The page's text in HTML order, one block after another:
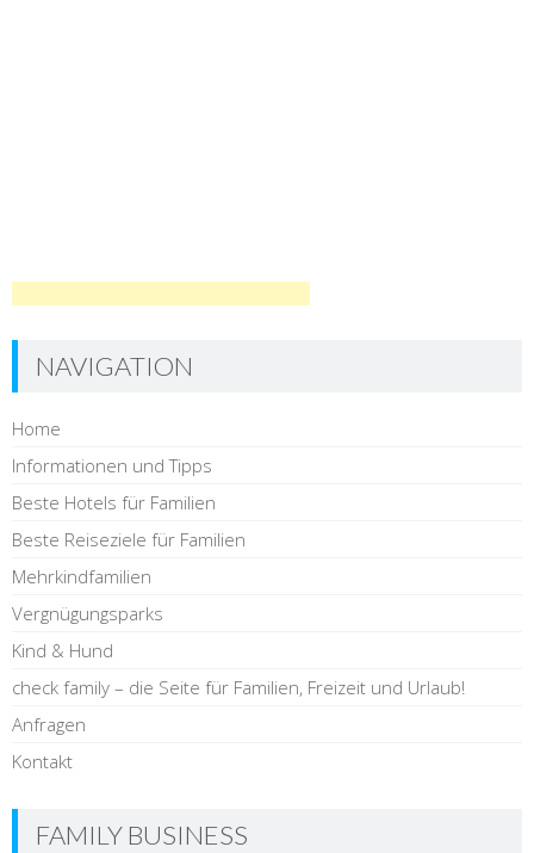
NAVIGATION
Home
Informationen und Tipps
Beste Hotels für Familien
Beste Reiseziele für Familien
Mehrkindfamilien
Vergnügungsparks
Kind & Hund
check family – die Seite für Familien, Freizeit und Urlaub!
Anfragen
Kontakt
FAMILY BUSINESS